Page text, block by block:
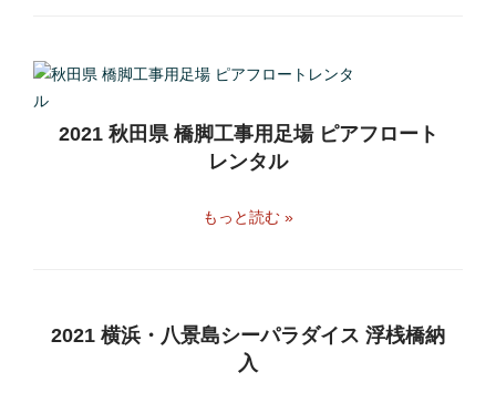
2021 秋田県 橋脚工事用足場 ピアフロート
レンタル
もっと読む »
2021 横浜・八景島シーパラダイス 浮桟橋納
入